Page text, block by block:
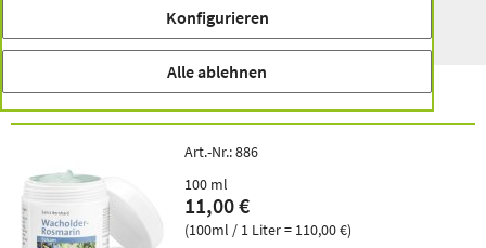
innerhalb Deutschlands
Wacholder-Rosmarin-Balsam
Art.-Nr.:886
100 ml
11,00 €
(100ml / 1 Liter = 110,00 €)
Konfigurieren
Alle ablehnen